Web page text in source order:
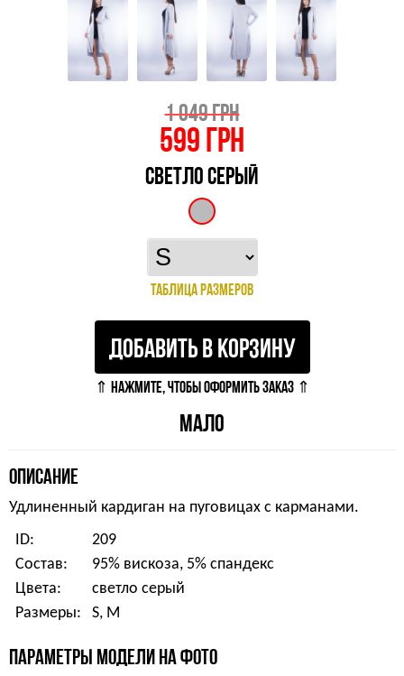
1 049 ГРН
599ГРН
СВЕТЛО СЕРЫЙ
ТАБЛИЦА РАЗМЕРОВ
ДОБАВИТЬ В КОРЗИНУ
⇑ НАЖМИТЕ, ЧТОБЫ ОФОРМИТЬ ЗАКАЗ ⇑
МАЛО
ОПИСАНИЕ
Удлиненный кардиган на пуговицах с карманами.
ID:
209
Состав:
95% вискоза, 5% спандекс
Цвета:
светло серый
Размеры:
S, M
ПАРАМЕТРЫ МОДЕЛИ НА ФОТО